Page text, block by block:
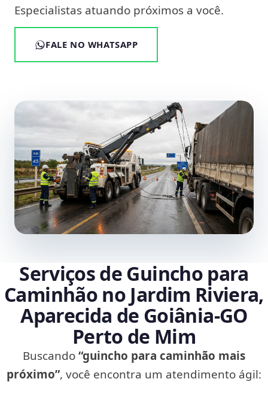
Especialistas atuando próximos a você.
FALE NO WHATSAPP
Serviços de Guincho para
Caminhão no Jardim Riviera,
Aparecida de Goiânia‑GO
Perto de Mim
Buscando“guincho para caminhão mais
próximo”, você encontra um atendimento ágil: